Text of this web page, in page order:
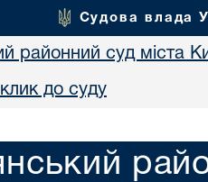
Судова влада
районний суд міста
до суду